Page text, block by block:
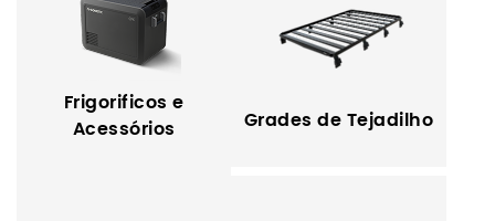
Frigorificos e
Acessórios
Grades de Tejadilho